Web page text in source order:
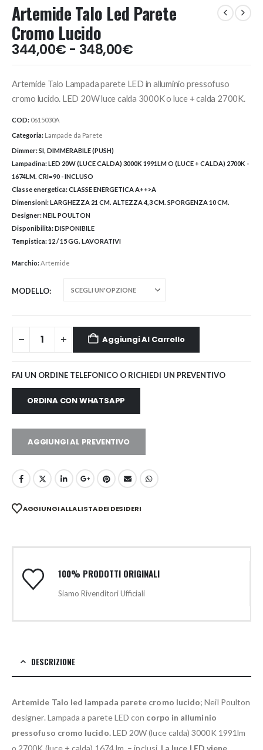
Artemide Talo Led Parete
Cromo Lucido
344,00€ - 348,00€Fascia
di
da
344,00€
Artemide Talo Lampada parete LED in alluminio pressofuso
cromo lucido. LED 20W luce calda 3000K o luce + calda 2700K.
COD: 0615030A
Categoria: Lampade da Parete
Dimmer:SI, DIMMERABILE (PUSH)
Lampadina:LED 20W (LUCE CALDA) 3000K 1991LM O (LUCE + CALDA) 2700K -
1674LM. CRI=90 - INCLUSO
Classe energetica:CLASSE ENERGETICA A++>A
Dimensioni:LARGHEZZA 21 CM. ALTEZZA 4,3 CM. SPORGENZA 10 CM.
Designer:NEIL POULTON
Disponibilità:DISPONIBILE
Tempistica:12 / 15 GG. LAVORATIVI
Marchio:Artemide
MODELLO
Aggiungi Al Carrello
FAI UN ORDINE TELEFONICO O RICHIEDI UN PREVENTIVO
ORDINA CON WHATSAPP
AGGIUNGI AL PREVENTIVO
AGGIUNGI ALLA LISTA DEI DESIDERI
100% PRODOTTI ORIGINALI
Siamo Rivenditori Ufficiali
DESCRIZIONE
Artemide Talo led lampada parete cromo lucido; Neil Poulton
designer. Lampada a parete LED con corpo in alluminio
pressofuso cromo lucido.LED 20W (luce calda) 3000K 1991lm